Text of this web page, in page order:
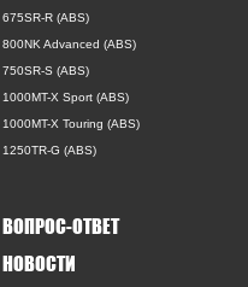
675SR-R (ABS)
800NK Advanced (ABS)
750SR-S (ABS)
1000MT-X Sport (ABS)
1000MT-X Touring (ABS)
1250TR-G (ABS)
ВОПРОС-ОТВЕТ
НОВОСТИ